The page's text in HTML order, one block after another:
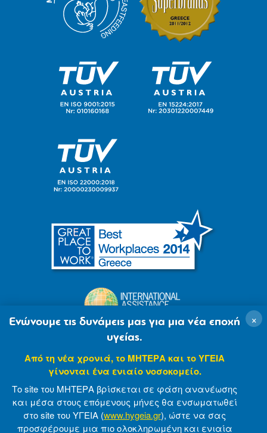
© 2007-2021 MITERA S.A Privacy Policy
×
Ενώνουμε τις δυνάμεις μας για μια νέα εποχή
υγείας.
Από τη νέα χρονιά, το ΜΗΤΕΡΑ και το ΥΓΕΙΑ
γίνονται ένα ενιαίο νοσοκομείο.
Το site του ΜΗΤΕΡΑ βρίσκεται σε φάση ανανέωσης
και μέσα στους επόμενους μήνες θα ενσωματωθεί
στο site του ΥΓΕΙΑ (www.hygeia.gr), ώστε να σας
προσφέρουμε μια πιο ολοκληρωμένη και ενιαία